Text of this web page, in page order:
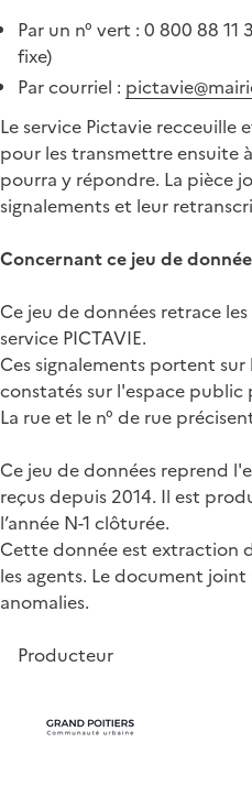
Par un n° vert : 0 800 88
fixe)
Par courriel :
Le service Pictavie recceuille
pour les transmettre ensuite
pourra y répondre. La pièce
signalements et leur
Concernant ce jeu de
Ce jeu de données retrace
service PICTAVIE.
Ces signalements portent
constatés sur l'espace public
La rue et le n° de rue
Ce jeu de données reprend
reçus depuis 2014. Il est
l’année N-1 clôturée.
Cette donnée est extraction
les agents. Le document
anomalies.
Producteur